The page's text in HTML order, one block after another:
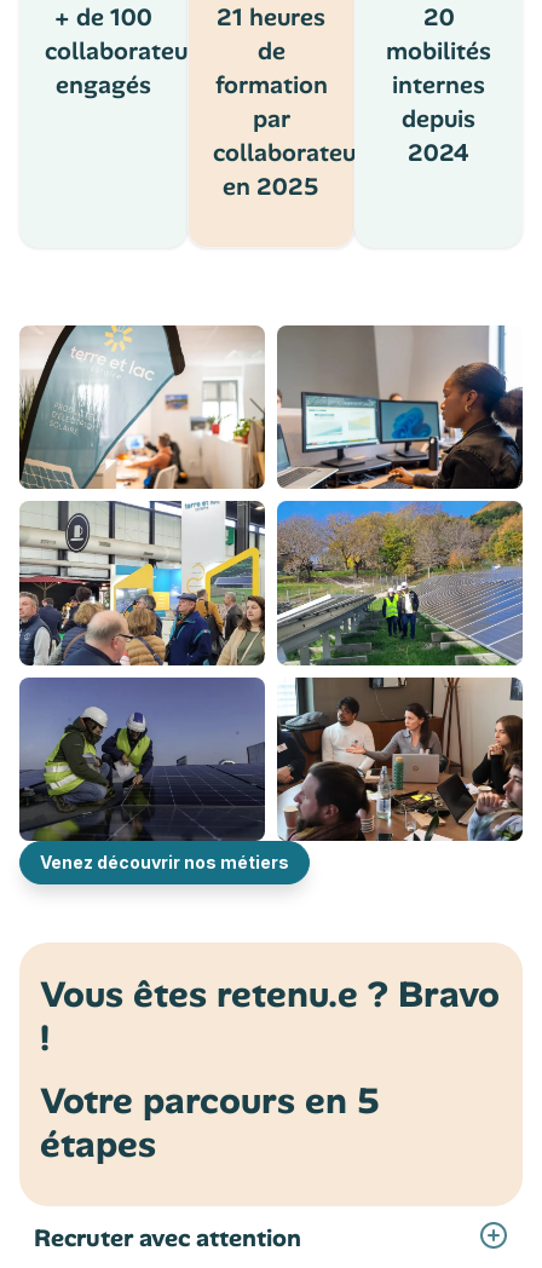
+ de 100
collaborateurs
engagés
21 heures
de
formation
par
collaborateur
en 2025
20
mobilités
internes
depuis
2024
Venez découvrir nos métiers
Vous êtes retenu.e ? Bravo
!
Votre parcours en 5
étapes
Recruter avec attention